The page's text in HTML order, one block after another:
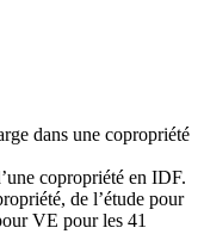
dans une copropriété
copropriété en IDF.
de l’étude pour
VE pour les 41